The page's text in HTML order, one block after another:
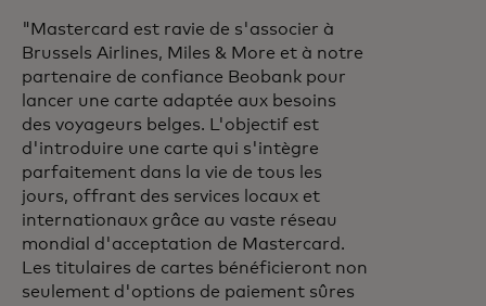
"Mastercard est ravie de s'associer à
Brussels Airlines, Miles & More et à notre
partenaire de confiance Beobank pour
lancer une carte adaptée aux besoins
des voyageurs belges. L'objectif est
d'introduire une carte qui s'intègre
parfaitement dans la vie de tous les
jours, offrant des services locaux et
internationaux grâce au vaste réseau
mondial d'acceptation de Mastercard.
Les titulaires de cartes bénéficieront non
seulement d'options de paiement sûres